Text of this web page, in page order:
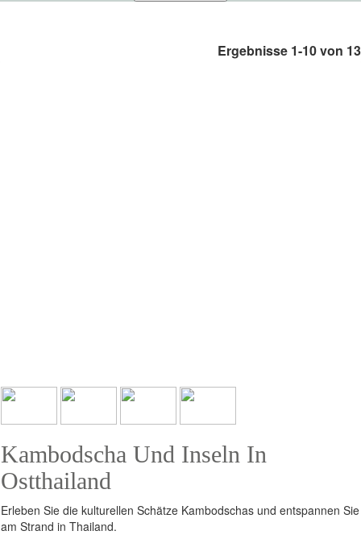
Ergebnisse 1-10 von 13
Kambodscha Und Inseln In
Ostthailand
Erleben Sie die kulturellen Schätze Kambodschas und entspannen Sie
am Strand in Thailand.